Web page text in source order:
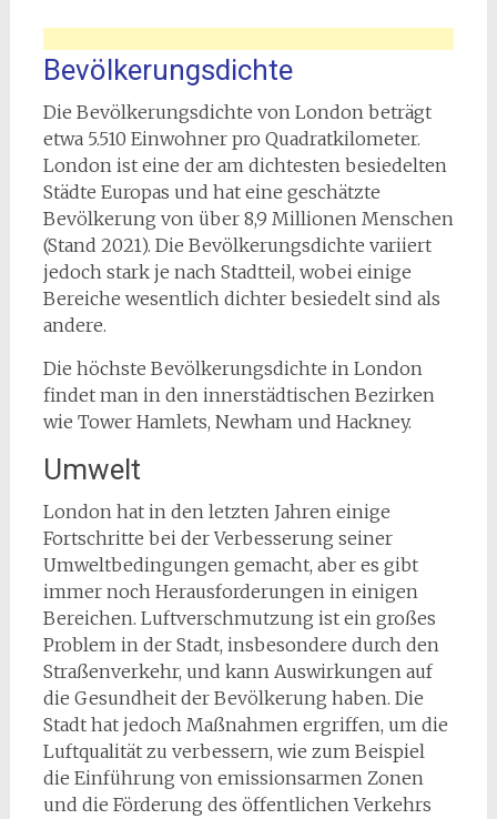
Bevölkerungsdichte
Die Bevölkerungsdichte von London beträgt
etwa 5.510 Einwohner pro Quadratkilometer.
London ist eine der am dichtesten besiedelten
Städte Europas und hat eine geschätzte
Bevölkerung von über 8,9 Millionen Menschen
(Stand 2021). Die Bevölkerungsdichte variiert
jedoch stark je nach Stadtteil, wobei einige
Bereiche wesentlich dichter besiedelt sind als
andere.
Die höchste Bevölkerungsdichte in London
findet man in den innerstädtischen Bezirken
wie Tower Hamlets, Newham und Hackney.
Umwelt
London hat in den letzten Jahren einige
Fortschritte bei der Verbesserung seiner
Umweltbedingungen gemacht, aber es gibt
immer noch Herausforderungen in einigen
Bereichen. Luftverschmutzung ist ein großes
Problem in der Stadt, insbesondere durch den
Straßenverkehr, und kann Auswirkungen auf
die Gesundheit der Bevölkerung haben. Die
Stadt hat jedoch Maßnahmen ergriffen, um die
Luftqualität zu verbessern, wie zum Beispiel
die Einführung von emissionsarmen Zonen
und die Förderung des öffentlichen Verkehrs